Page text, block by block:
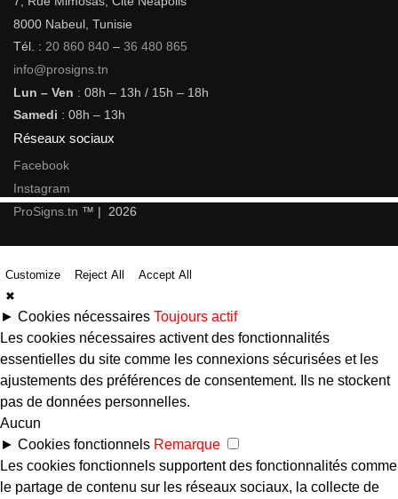
8000 Nabeul, Tunisie
Tél. : 20 860 840 – 36 480 865
info@prosigns.tn
Lun – Ven : 08h – 13h / 15h – 18h
Samedi : 08h – 13h
Réseaux sociaux
Facebook
Instagram
ProSigns.tn ™ | 2026
Customize Reject All
Accept All
✖
► Cookies nécessaires Toujours actif
Les cookies nécessaires activent des fonctionnalités
essentielles du site comme les connexions sécurisées et les
ajustements des préférences de consentement. Ils ne stockent
pas de données personnelles.
Aucun
► Cookies fonctionnels Remarque
Les cookies fonctionnels supportent des fonctionnalités comme
le partage de contenu sur les réseaux sociaux, la collecte de